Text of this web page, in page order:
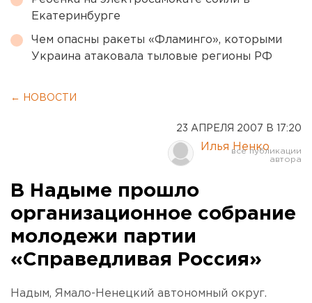
Екатеринбурге
Чем опасны ракеты «Фламинго», которыми
Украина атаковала тыловые регионы РФ
← НОВОСТИ
23 АПРЕЛЯ 2007 В 17:20
Илья Ненко
В Надыме прошло
организационное собрание
молодежи партии
«Справедливая Россия»
Надым, Ямало-Ненецкий автономный округ.